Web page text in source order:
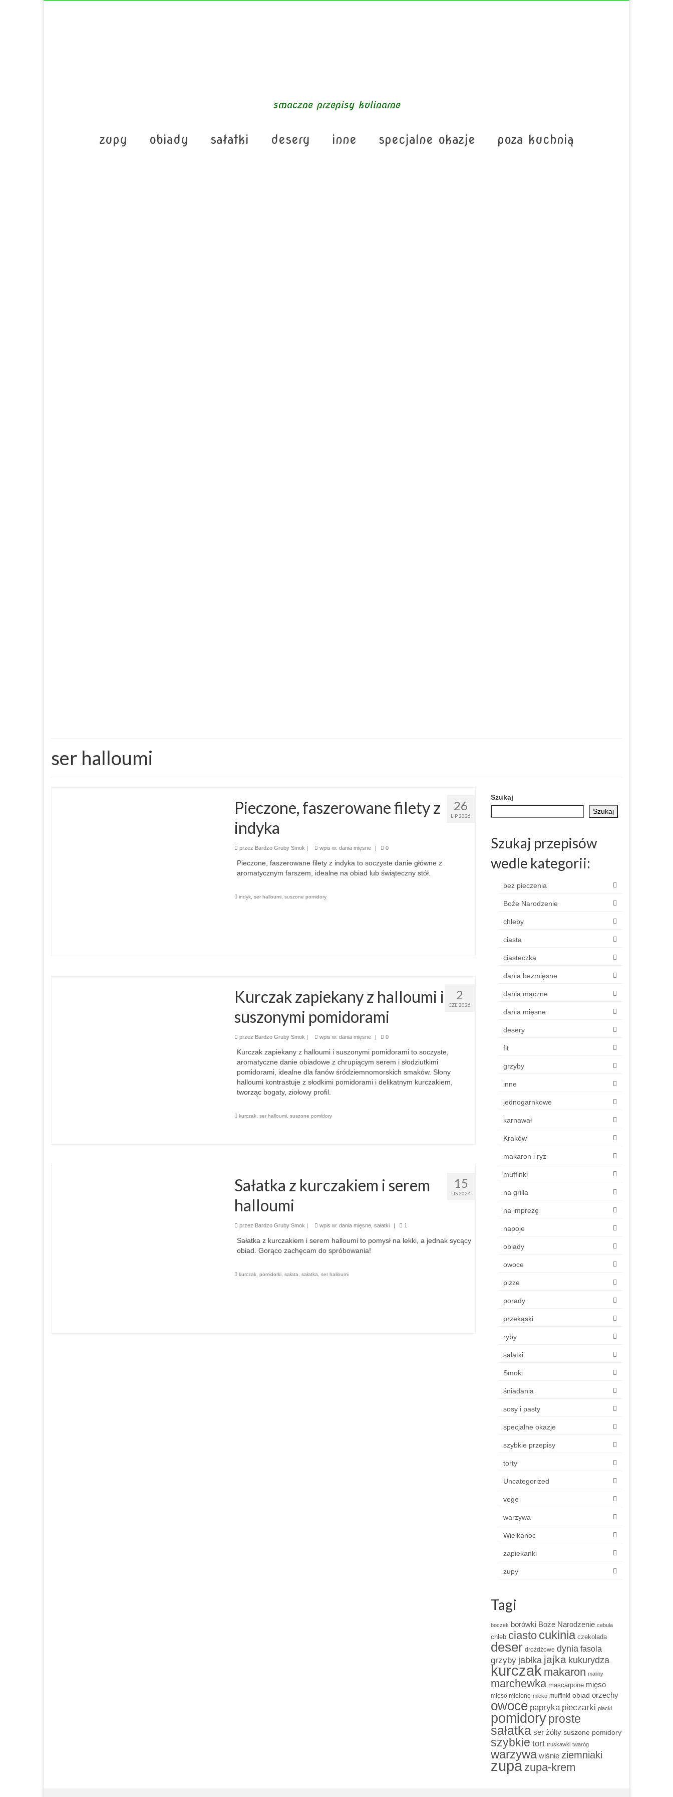
smaczne przepisy kulinarne
zupy obiady sałatki desery inne specjalne okazje poza kuchnią
ser halloumi
26
LIP 2026
Pieczone, faszerowane filety z
indyka
przez Bardzo Gruby Smok | wpis w: dania mięsne | 0
Pieczone, faszerowane filety z indyka to soczyste danie główne z
aromatycznym farszem, idealne na obiad lub świąteczny stół.
indyk, ser halloumi, suszone pomidory
2
CZE 2026
Kurczak zapiekany z halloumi i
suszonymi pomidorami
przez Bardzo Gruby Smok | wpis w: dania mięsne | 0
Kurczak zapiekany z halloumi i suszonymi pomidorami to soczyste,
aromatyczne danie obiadowe z chrupiącym serem i słodziutkimi
pomidorami, idealne dla fanów śródziemnomorskich smaków. Słony
halloumi kontrastuje z słodkimi pomidorami i delikatnym kurczakiem,
tworząc bogaty, ziołowy profil.
kurczak, ser halloumi, suszone pomidory
15
LIS 2024
Sałatka z kurczakiem i serem
halloumi
przez Bardzo Gruby Smok wpis w: dania mięsne, sałatki 1
Sałatka z kurczakiem i serem halloumi to pomysł na lekki, a jednak sycący
obiad. Gorąco zachęcam do spróbowania!
kurczak, pomidorki, sałata, sałatka, ser halloumi
Szukaj
Szukaj
Szukaj przepisów
wedle kategorii:
bez pieczenia
Boże Narodzenie
chleby
ciasta
ciasteczka
dania bezmięsne
dania mączne
dania mięsne
desery
fit
grzyby
inne
jednogarnkowe
karnawał
Kraków
makaron i ryż
muffinki
na grilla
na imprezę
napoje
obiady
owoce
pizze
porady
przekąski
ryby
sałatki
Smoki
śniadania
sosy i pasty
specjalne okazje
szybkie przepisy
torty
Uncategorized
vege
warzywa
Wielkanoc
zapiekanki
zupy
Tagi
boczek borówki Boże Narodzenie cebula
chleb ciasto cukinia czekolada
deser drożdżowe dynia fasola
grzyby jabłka jajka kukurydza
kurczak makaron maliny
marchewka mascarpone mięso
mięso mielone mleko muffinki obiad orzechy
owoce papryka pieczarki placki
pomidory proste
sałatka ser żółty suszone pomidory
szybkie tort truskawki twaróg
warzywa wiśnie ziemniaki
zupa zupa-krem